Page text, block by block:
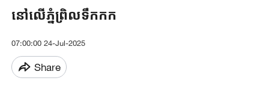
នៅលើភ្នំព្រិលទឹកកក
07:00:00 24-Jul-2025
Share